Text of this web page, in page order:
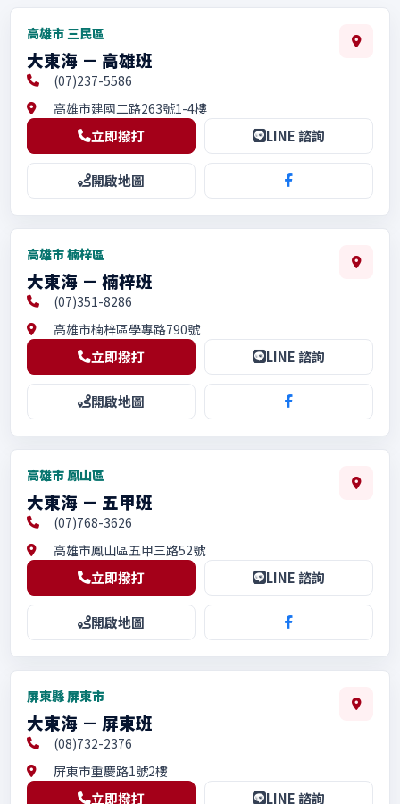
高雄市 三民區
大東海 － 高雄班
(07)237-5586
高雄市建國二路263號1-4樓
立即撥打 LINE 諮詢
開啟地圖
高雄市 楠梓區
大東海 － 楠梓班
(07)351-8286
高雄市楠梓區學專路790號
立即撥打 LINE 諮詢
開啟地圖
高雄市 鳳山區
大東海 － 五甲班
(07)768-3626
高雄市鳳山區五甲三路52號
立即撥打 LINE 諮詢
開啟地圖
屏東縣 屏東市
大東海 － 屏東班
(08)732-2376
屏東市重慶路1號2樓
立即撥打 LINE 諮詢